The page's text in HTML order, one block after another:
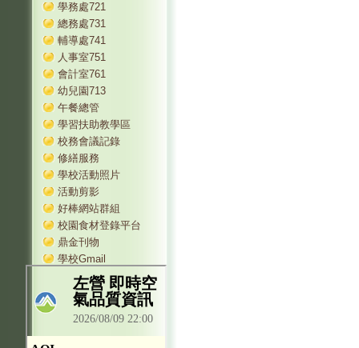
學務處721
總務處731
輔導處741
人事室751
會計室761
幼兒園713
午餐總管
學習扶助教學區
校務會議記錄
修繕服務
學校活動照片
活動剪影
好棒網站群組
校園食材登錄平台
鼎金刊物
學校Gmail